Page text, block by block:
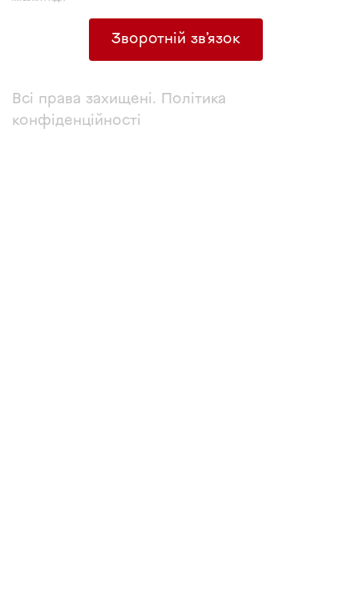
Зворотній зв’язок
Всі права захищені. Політика
конфіденційності